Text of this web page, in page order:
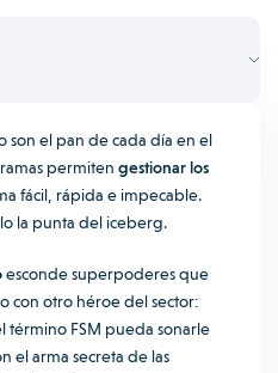
son el pan de cada día en el
permiten gestionar los
fácil, rápida e impecable.
la punta del iceberg.
esconde superpoderes que
con otro héroe del sector:
término FSM pueda sonarle
el arma secreta de las